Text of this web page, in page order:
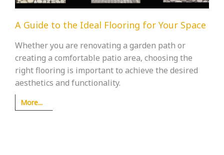
A Guide to the Ideal Flooring for Your Space
Whether you are renovating a garden path or
creating a comfortable patio area, choosing the
right flooring is important to achieve the desired
aesthetics and functionality.
More...